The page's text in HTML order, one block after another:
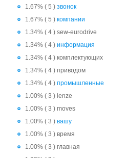
1.67% ( 5 ) звонок
1.67% ( 5 ) компании
1.34% ( 4 ) sew-eurodrive
1.34% ( 4 ) информация
1.34% ( 4 ) комплектующих
1.34% ( 4 ) приводом
1.34% ( 4 ) промышленные
1.00% ( 3 ) lenze
1.00% ( 3 ) moves
1.00% ( 3 ) вашу
1.00% ( 3 ) время
1.00% ( 3 ) главная